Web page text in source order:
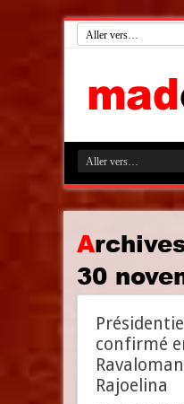
30
confirmé
Rajoelina